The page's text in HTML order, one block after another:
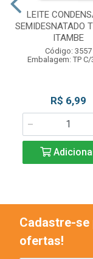
LEITE
SEMIDESNATADO
ITAMBE
Código: 3557
Embalagem: TP C/
R$ 6,99
Cadastre-se
ofertas!